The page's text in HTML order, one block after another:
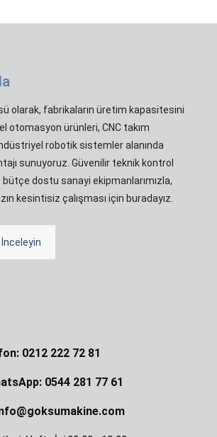
olarak, fabrikaların üretim kapasitesini
otomasyon ürünleri, CNC takım
robotik sistemler alanında
sunuyoruz. Güvenilir teknik kontrol
dostu sanayi ekipmanlarımızla,
kesintisiz çalışması için buradayız.
0212 222 72 81
0544 281 77 61